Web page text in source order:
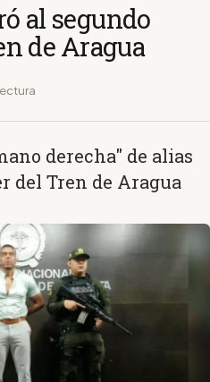
al segundo
de Aragua
derecha" de alias
del Tren de Aragua